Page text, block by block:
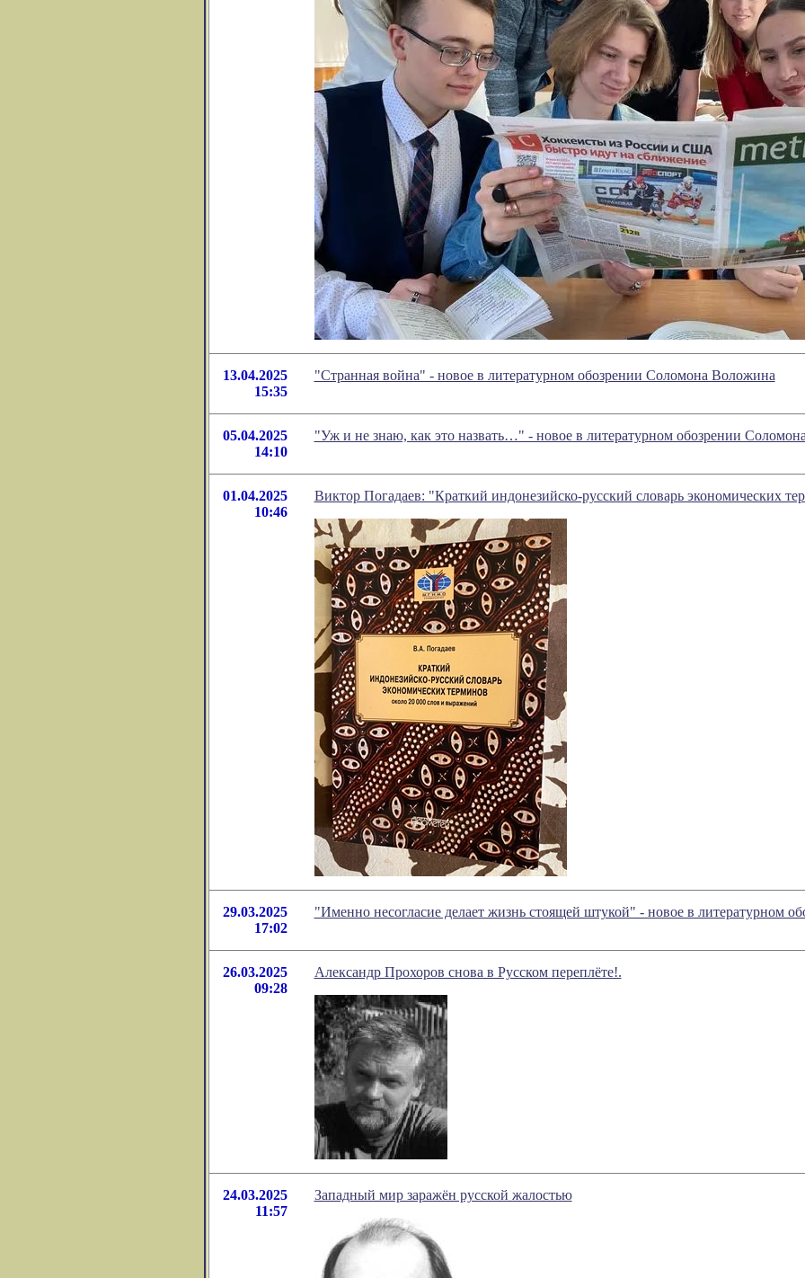
13.04.2025
15:35
"Странная война" - новое в литературном обозрении Соломона Воложина
05.04.2025
14:10
"Уж и не знаю, как это назвать…" - новое в литературном обозрении
01.04.2025
10:46
Виктор Погадаев: "Краткий индонезийско-русский словарь экономических
29.03.2025
17:02
"Именно несогласие делает жизнь стоящей штукой" - новое в литературном
26.03.2025
09:28
Александр Прохоров снова в Русском переплёте!.
24.03.2025
11:57
Западный мир заражён русской жалостью